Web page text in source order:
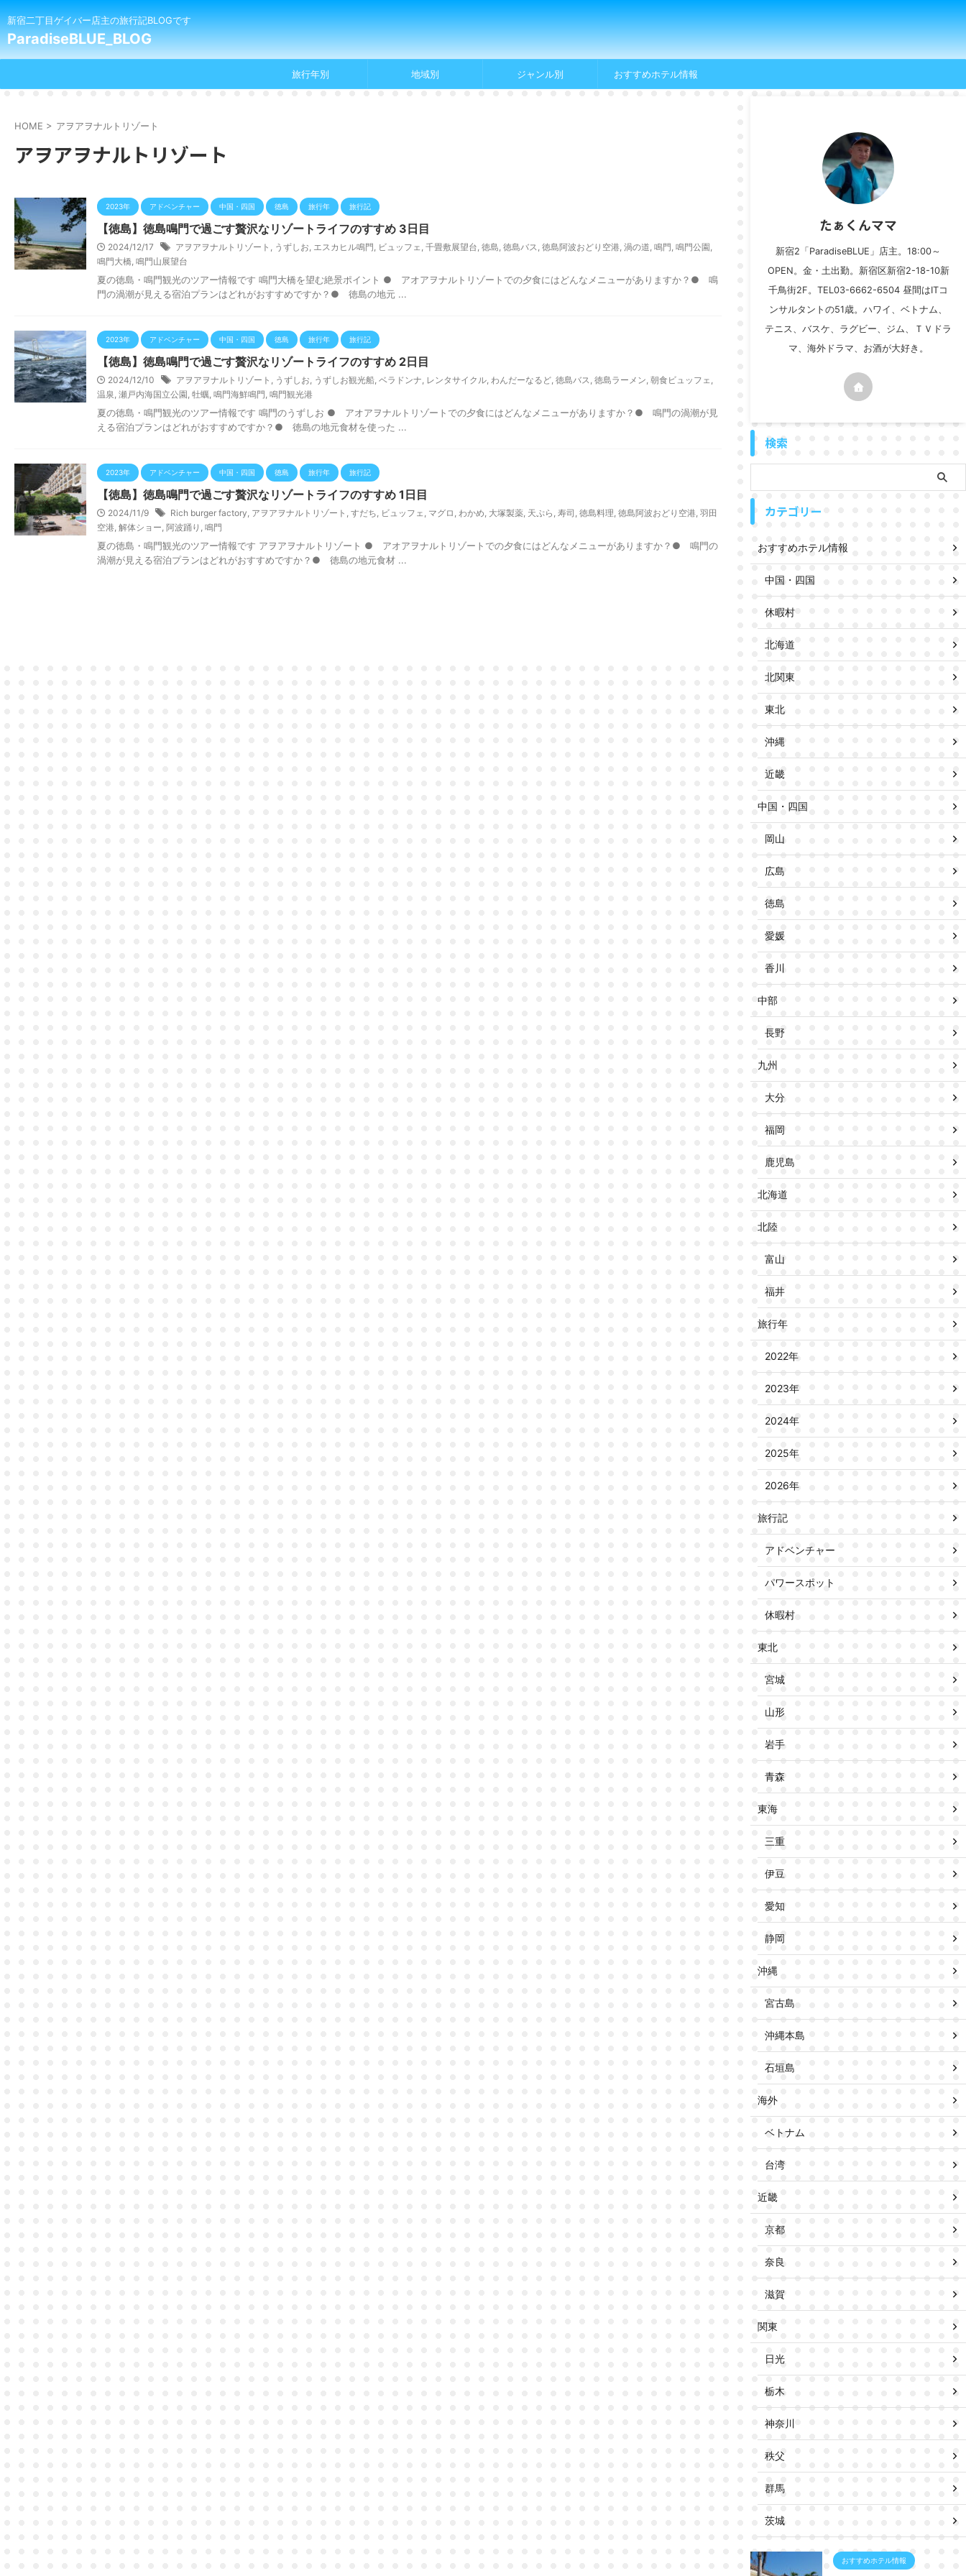
新宿二丁目ゲイバー店主の旅行記BLOGです
ParadiseBLUE_BLOG
旅行年別 地域別 ジャンル別 おすすめホテル情報
HOME > アヲアヲナルトリゾート
アヲアヲナルトリゾート
2023年 アドベンチャー 中国・四国 徳島 旅行年 旅行記
【徳島】徳島鳴門で過ごす贅沢なリゾートライフのすすめ 3日目
2024/12/17 アヲアヲナルトリゾート , うずしお, エスカヒル鳴門, ビュッフェ, 千畳敷展望台, 徳島, 徳島バス, 徳島阿波おどり空港, 渦の道, 鳴門, 鳴門公園,
鳴門大橋, 鳴門山展望台
夏の徳島・鳴門観光のツアー情報です 鳴門大橋を望む絶景ポイント ● アオアヲナルトリゾートでの夕食にはどんなメニューがありますか？● 鳴
門の渦潮が見える宿泊プランはどれがおすすめですか？● 徳島の地元 ...
2023年 アドベンチャー 中国・四国 徳島 旅行年 旅行記
【徳島】徳島鳴門で過ごす贅沢なリゾートライフのすすめ 2日目
2024/12/10 アヲアヲナルトリゾート , うずしお, うずしお観光船, ベラドンナ, レンタサイクル, わんだーなるど, 徳島バス, 徳島ラーメン, 朝食ビュッフェ,
温泉, 瀬戸内海国立公園, 牡蠣, 鳴門海鮮鳴門, 鳴門観光港
夏の徳島・鳴門観光のツアー情報です 鳴門のうずしお ● アオアヲナルトリゾートでの夕食にはどんなメニューがありますか？● 鳴門の渦潮が見
える宿泊プランはどれがおすすめですか？● 徳島の地元食材を使った ...
2023年 アドベンチャー 中国・四国 徳島 旅行年 旅行記
【徳島】徳島鳴門で過ごす贅沢なリゾートライフのすすめ 1日目
2024/11/9 Rich burger factory, アヲアヲナルトリゾート , すだち, ビュッフェ, マグロ , わかめ, 大塚製薬, 天ぷら , 寿司 , 徳島料理, 徳島阿波おどり空港, 羽田
空港, 解体ショー, 阿波踊り , 鳴門
夏の徳島・鳴門観光のツアー情報です アヲアヲナルトリゾート ● アオアヲナルトリゾートでの夕食にはどんなメニューがありますか？● 鳴門の
渦潮が見える宿泊プランはどれがおすすめですか？● 徳島の地元食材 ...
たぁくんママ
新宿2「ParadiseBLUE」店主。18:00～
OPEN。金・土出勤。新宿区新宿2-18-10新
千鳥街2F。TEL03-6662-6504 昼間はITコ
ンサルタントの51歳。ハワイ、ベトナム、
テニス、バスケ、ラグビー、ジム、ＴＶドラ
マ、海外ドラマ、お酒が大好き。
検索
カテゴリー
おすすめホテル情報
中国・四国
休暇村
北海道
北関東
東北
沖縄
近畿
中国・四国
岡山
広島
徳島
愛媛
香川
中部
長野
九州
大分
福岡
鹿児島
北海道
北陸
富山
福井
旅行年
2022年
2023年
2024年
2025年
2026年
旅行記
アドベンチャー
パワースポット
休暇村
東北
宮城
山形
岩手
青森
東海
三重
伊豆
愛知
静岡
沖縄
宮古島
沖縄本島
石垣島
海外
ベトナム
台湾
近畿
京都
奈良
滋賀
関東
日光
栃木
神奈川
秩父
群馬
茨城
おすすめホテル情報